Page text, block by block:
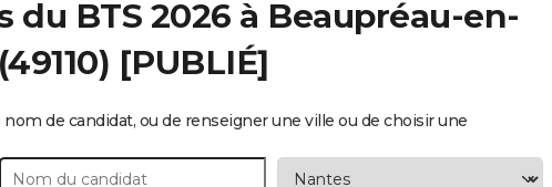
du BTS 2026 à Beaupréau-en-
(49110) [PUBLIÉ]
de candidat, ou de renseigner une ville ou de choisir une